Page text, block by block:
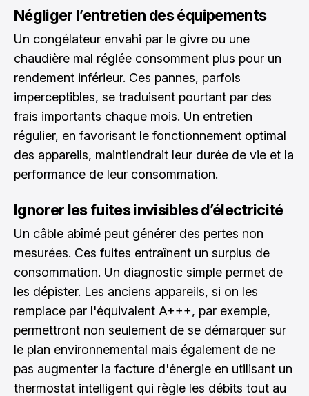
Négliger l’entretien des équipements
Un congélateur envahi par le givre ou une
chaudière mal réglée consomment plus pour un
rendement inférieur. Ces pannes, parfois
imperceptibles, se traduisent pourtant par des
frais importants chaque mois. Un entretien
régulier, en favorisant le fonctionnement optimal
des appareils, maintiendrait leur durée de vie et la
performance de leur consommation.
Ignorer les fuites invisibles d’électricité
Un câble abîmé peut générer des pertes non
mesurées. Ces fuites entraînent un surplus de
consommation. Un diagnostic simple permet de
les dépister. Les anciens appareils, si on les
remplace par l'équivalent A+++, par exemple,
permettront non seulement de se démarquer sur
le plan environnemental mais également de ne
pas augmenter la facture d'énergie en utilisant un
thermostat intelligent qui règle les débits tout au